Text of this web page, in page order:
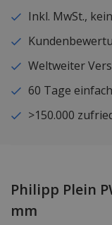
Inkl. MwSt.,
Weltweiter
60 Tage
>150.000
Philipp Plein
mm